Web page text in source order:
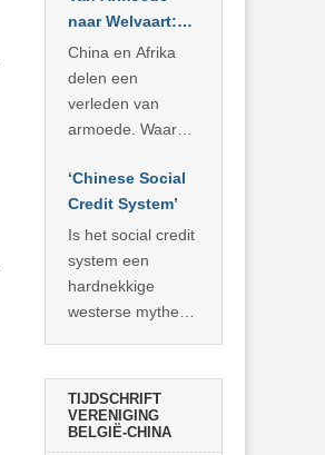
Wetenschappen
afnam van de
Britse
marxistische
econoom Michael
zien dat
… >> lees meer
naar Welvaart:
Wat Afrika kan
leren van
China’s
economisch
China en Afrika
delen een
verleden van
armoede. Waar
voorbije veertig
jaar in slaagde
meer dan 800
miljoen mensen
uit de armoede
… >> lees meer
‘Chinese Social
Credit System’
Is het social credit
system een
hardnekkige
westerse mythe of
TIJDSCHRIFT
VERENIGING
BELGIË-CHINA